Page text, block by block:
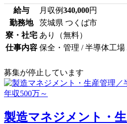
給与 月収例340,000円
勤務地
茨城県 つくば市
寮・社宅 あり（無料）
仕事内容 保全・管理 / 半導体工場
募集が停止しています
製造マネジメント・